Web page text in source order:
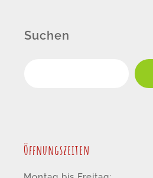
Suchen
Öffnungszeiten